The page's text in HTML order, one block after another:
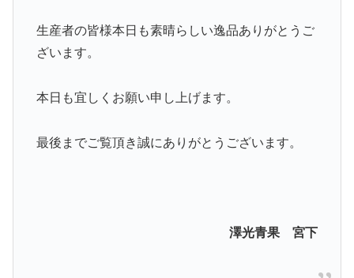
生産者の皆様本日も素晴らしい逸品ありがとうご
ざいます。
本日も宜しくお願い申し上げます。
最後までご覧頂き誠にありがとうございます。
澤光青果 宮下